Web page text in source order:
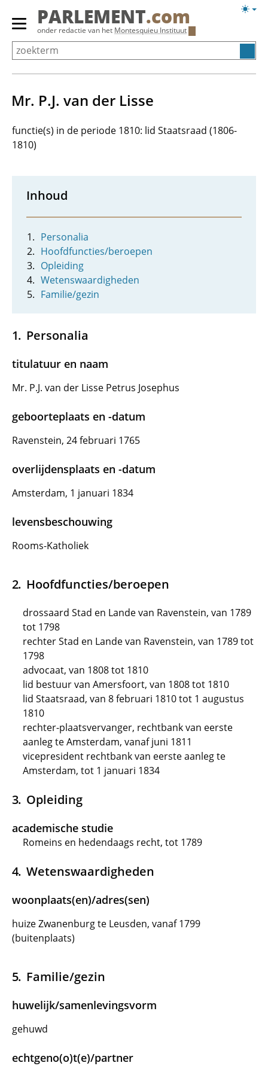
Overslaan
Primair
menu
tonen/verbergen
PARLEMENT.com
onder redactie van het Montesquieu Instituut
Mr. P.J. van der Lisse
functie(s) in de periode 1810: lid Staatsraad (1806-
1810)
Inhoud
Personalia
Hoofdfuncties/beroepen
Opleiding
Wetenswaardigheden
Familie/gezin
Personalia
titulatuur en naam
Mr. P.J. van der Lisse Petrus Josephus
geboorteplaats en -datum
Ravenstein, 24 februari 1765
overlijdensplaats en -datum
Amsterdam, 1 januari 1834
levensbeschouwing
Rooms-Katholiek
Hoofdfuncties/beroepen
drossaard Stad en Lande van Ravenstein, van 1789
tot 1798
rechter Stad en Lande van Ravenstein, van 1789 tot
1798
advocaat, van 1808 tot 1810
lid bestuur van Amersfoort, van 1808 tot 1810
lid Staatsraad, van 8 februari 1810 tot 1 augustus
1810
rechter-plaatsvervanger, rechtbank van eerste
aanleg te Amsterdam, vanaf juni 1811
vicepresident rechtbank van eerste aanleg te
Amsterdam, tot 1 januari 1834
Opleiding
academische studie
Romeins en hedendaags recht, tot 1789
Wetenswaardigheden
woonplaats(en)/adres(sen)
huize Zwanenburg te Leusden, vanaf 1799
(buitenplaats)
Familie/gezin
huwelijk/samenlevingsvorm
gehuwd
echtgeno(o)t(e)/partner